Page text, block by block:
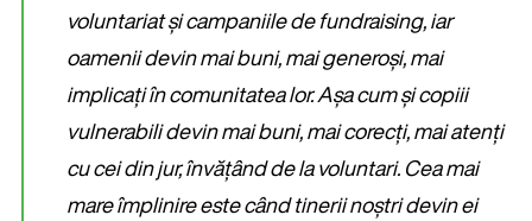
voluntariat și campaniile de fundraising, iar
oamenii devin mai buni, mai generoși, mai
implicați în comunitatea lor. Așa cum și copiii
vulnerabili devin mai buni, mai corecți, mai atenți
cu cei din jur, învățând de la voluntari. Cea mai
mare împlinire este când tinerii noștri devin ei